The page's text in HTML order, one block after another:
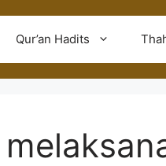
Qur’an Hadits